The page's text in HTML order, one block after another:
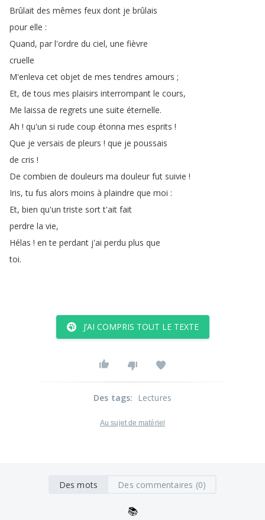
Brûlait des mêmes feux dont je brûlais
pour elle :
Quand, par l'ordre du ciel, une fièvre
cruelle
M'enleva cet objet de mes tendres amours ;
Et, de tous mes plaisirs interrompant le cours,
Me laissa de regrets une suite éternelle.
Ah ! qu'un si rude coup étonna mes esprits !
Que je versais de pleurs ! que je poussais
de cris !
De combien de douleurs ma douleur fut suivie !
Iris,tu fus alors moins à plaindre que moi :
Et, bien qu'un triste sort t'ait fait
perdre la vie,
Hélas ! en te perdant j'ai perdu plus que
toi.
J’AI COMPRIS TOUT LE TEXTE
Des tags: Lectures
Au sujet de matériel
Des mots Des commentaires (0)
📚